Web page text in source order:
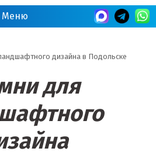
Меню
дизайна в Подольске
для